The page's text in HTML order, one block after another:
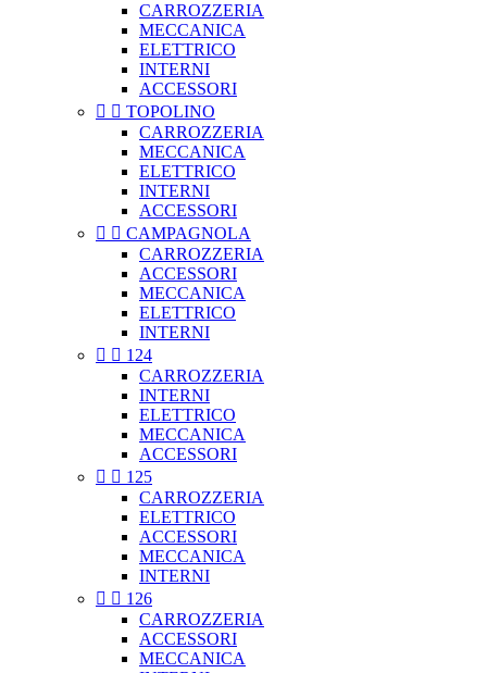
CARROZZERIA
MECCANICA
ELETTRICO
INTERNI
ACCESSORI
  TOPOLINO
CARROZZERIA
MECCANICA
ELETTRICO
INTERNI
ACCESSORI
  CAMPAGNOLA
CARROZZERIA
ACCESSORI
MECCANICA
ELETTRICO
INTERNI
  124
CARROZZERIA
INTERNI
ELETTRICO
MECCANICA
ACCESSORI
  125
CARROZZERIA
ELETTRICO
ACCESSORI
MECCANICA
INTERNI
  126
CARROZZERIA
ACCESSORI
MECCANICA